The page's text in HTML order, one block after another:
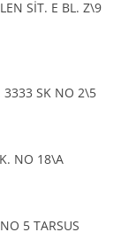
SİT. E BL. Z\9
SK NO 2\5
NO 18\A
5 TARSUS